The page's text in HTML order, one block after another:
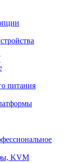
питания
KVM